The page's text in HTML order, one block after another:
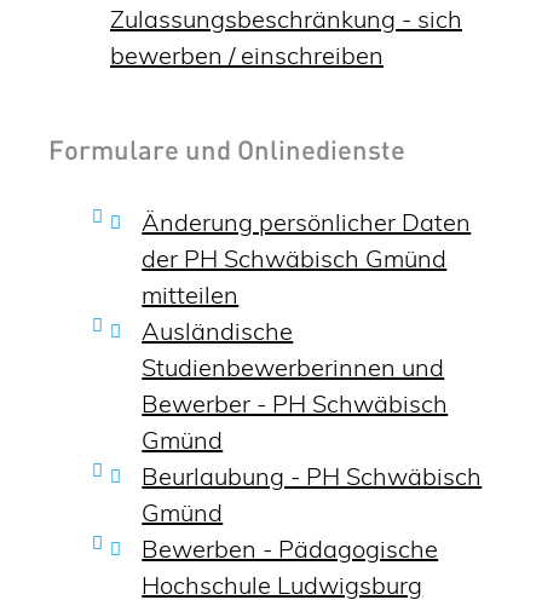
Zulassungsbeschränkung - sich
bewerben / einschreiben
Formulare und Onlinedienste
Änderung persönlicher Daten
der PH Schwäbisch Gmünd
mitteilen
Ausländische
Studienbewerberinnen und
Bewerber - PH Schwäbisch
Gmünd
Beurlaubung - PH Schwäbisch
Gmünd
Bewerben - Pädagogische
Hochschule Ludwigsburg